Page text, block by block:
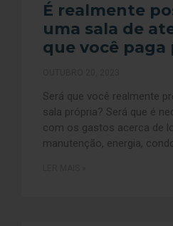
É realmente
uma sala de
que você paga
Será que você realmente
sala própria? Será que é
com os gastos acerca de
manutenção, energia,